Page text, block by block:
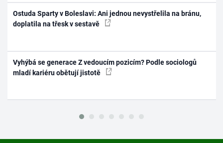
Ostuda Sparty v Boleslavi: Ani jednou nevystřelila na bránu,
doplatila na třesk v sestavě
Vyhýbá se generace Z vedoucím pozicím? Podle sociologů
mladí kariéru obětují jistotě